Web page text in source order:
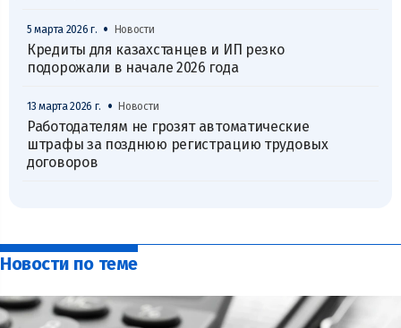
5 марта 2026 г. • Новости
Кредиты для казахстанцев и ИП резко
подорожали в начале 2026 года
13 марта 2026 г. • Новости
Работодателям не грозят автоматические
штрафы за позднюю регистрацию трудовых
договоров
Новости по теме